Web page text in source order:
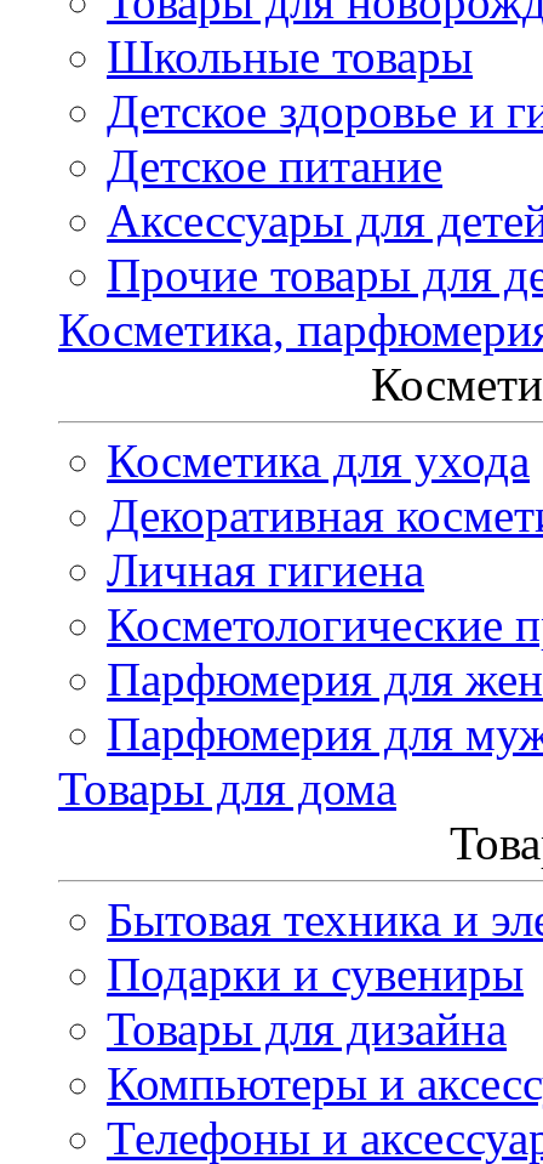
Школьные товары
Детское здоровье и
Детское питание
Аксессуары для
Прочие товары для
Косметика,
Косметика для ухода
Декоративная
Личная гигиена
Косметологические
Парфюмерия для
Парфюмерия для
Товары для дома
Бытовая техника и
Подарки и сувениры
Товары для дизайна
Компьютеры и
Телефоны и